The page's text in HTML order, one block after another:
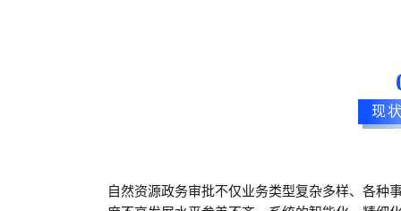
现
自然资源政务审批不仅业务类型复杂多样、各种